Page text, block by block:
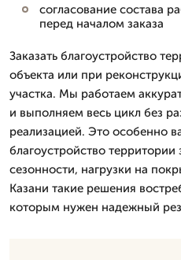
согласование состава
перед началом заказа
Заказать благоустройство
объекта или при
участка. Мы работаем
и выполняем весь цикл без
реализацией. Это особенно
благоустройство территории
сезонности, нагрузки на
Казани такие решения
которым нужен надежный